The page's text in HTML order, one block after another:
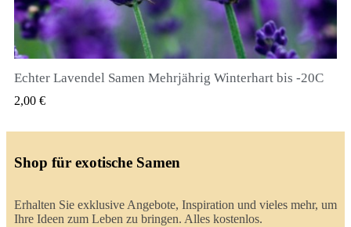
QUICK VIEW
Echter Lavendel Samen Mehrjährig Winterhart bis -20C
2,00 €
Shop für exotische Samen
Erhalten Sie exklusive Angebote, Inspiration und vieles mehr, um
Ihre Ideen zum Leben zu bringen. Alles kostenlos.